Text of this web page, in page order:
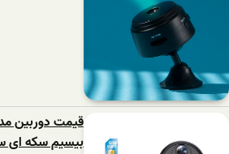
قیمت دوربین
بیسیم سکه ای